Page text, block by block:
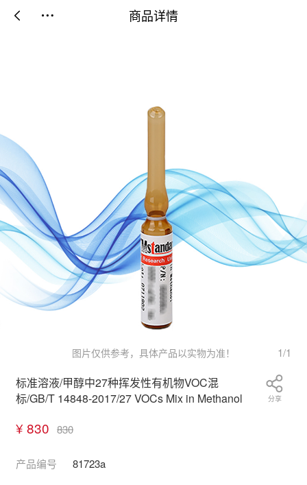
商品详情
 
图片仅供参考，具体产品以实物为准！ 1/1
标准溶液/甲醇中27种挥发性有机物VOC混
标/GB/T 14848-2017/27 VOCs Mix in Methanol
¥ 830 830
分享
产品编号 81723a